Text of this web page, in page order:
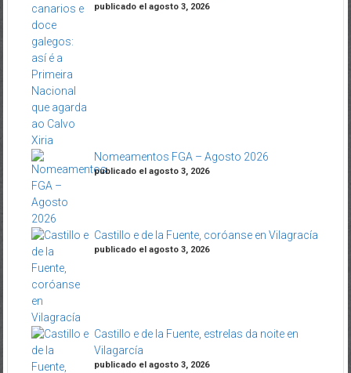
publicado el agosto 3, 2026
Nomeamentos FGA – Agosto 2026
publicado el agosto 3, 2026
Castillo e de la Fuente, coróanse en Vilagracía
publicado el agosto 3, 2026
Castillo e de la Fuente, estrelas da noite en
Vilagarcía
publicado el agosto 3, 2026